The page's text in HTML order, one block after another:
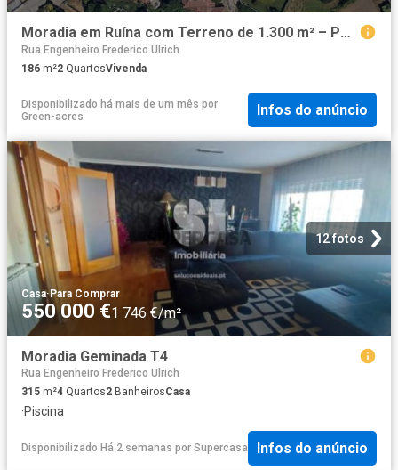
Moradia em Ruína com Terreno de 1.300 m² – Potencial para Lo. 186m² Castêlo da Maia
Rua Engenheiro Frederico Ulrich
186 m²2 QuartosVivenda
Disponibilizado há mais de um mês por
Green-acres
Infos do anúncio
12 fotos
Casa·Para Comprar
550 000 €1 746 €/m²
Moradia Geminada T4
Rua Engenheiro Frederico Ulrich
315 m²4 Quartos2 BanheirosCasa
·Piscina
Disponibilizado Há 2 semanas por Supercasa Infos do anúncio